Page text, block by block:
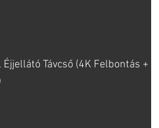
Távcső (4K Felbontás +